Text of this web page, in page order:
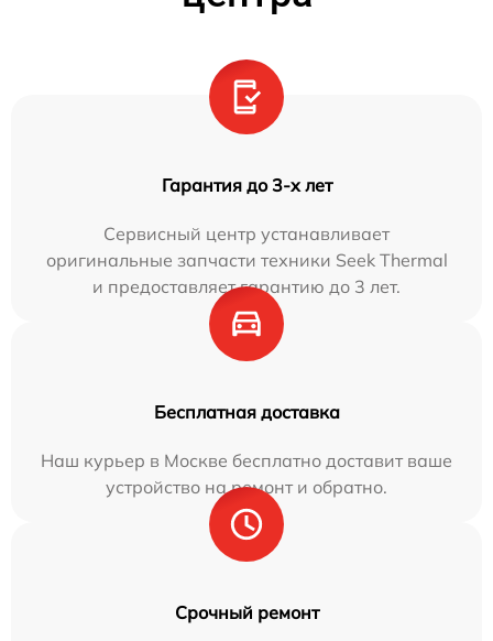
Гарантия до 3-х лет
Сервисный центр устанавливает
оригинальные запчасти техники Seek Thermal
и предоставляет гарантию до 3 лет.
Бесплатная доставка
Наш курьер в Москве бесплатно доставит ваше
устройство на ремонт и обратно.
Срочный ремонт